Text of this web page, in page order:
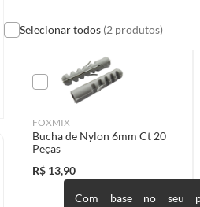
Selecionar todos (2 produtos)
FOXMIX
Bucha de Nylon 6mm Ct 20
Peças
R$ 13,90
Com base no seu